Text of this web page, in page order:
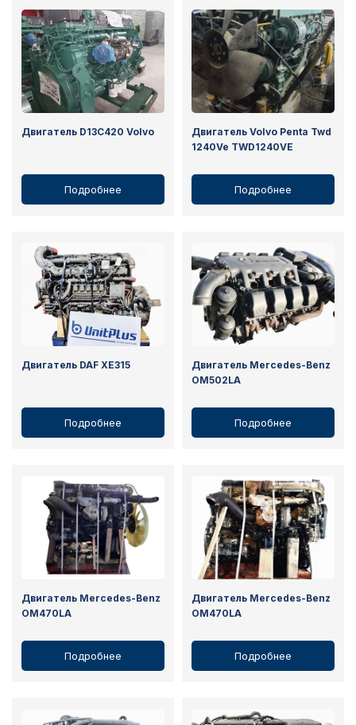
Двигатель D13C420 Volvo
Подробнее
Двигатель Volvo Penta Twd
1240Ve TWD1240VE
Подробнее
Двигатель DAF XE315
Подробнее
Двигатель Mercedes-Benz
OM502LA
Подробнее
Двигатель Mercedes-Benz
OM470LA
Подробнее
Двигатель Mercedes-Benz
OM470LA
Подробнее